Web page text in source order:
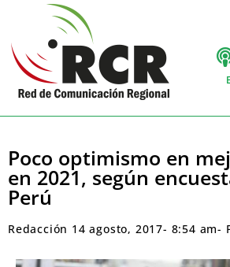
Poco optimismo en
en 2021, según
Perú
Redacción 14 agosto, 2017- 8:54 am-